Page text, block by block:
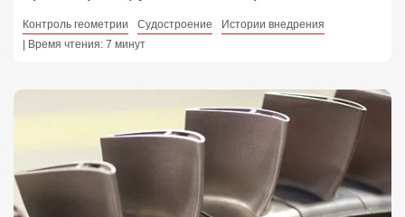
Контроль геометрии Судостроение
Истории внедрения
| Время чтения: 7 минут